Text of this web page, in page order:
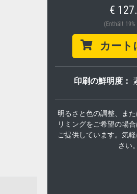
€
(Enthält 19%
カート
印刷の鮮明度：
明るさと色の調整、ま
リミングをご希望の場
ご提供しています。気
さい。